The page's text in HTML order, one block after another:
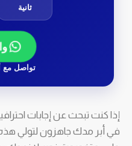
ثانية
تواصل مع
إذا كنت تبحث عن إجابات
في أبر مدك جاهزون لتولي